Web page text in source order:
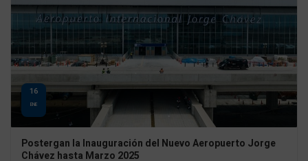
16
ENE
Postergan la Inauguración del Nuevo Aeropuerto Jorge
Chávez hasta Marzo 2025